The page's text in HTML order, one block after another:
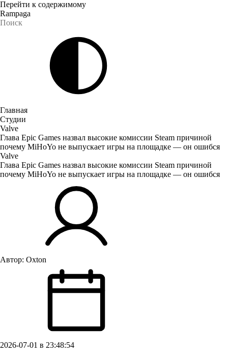
Перейти к содержимому
Rampaga
Главная
Студии
Valve
Глава Epic Games назвал высокие комиссии Steam причиной
почему MiHoYo не выпускает игры на площадке — он ошибся
Valve
Глава Epic Games назвал высокие комиссии Steam причиной
почему MiHoYo не выпускает игры на площадке — он ошибся
Автор: Oxton
2026-07-01 в 23:48:54